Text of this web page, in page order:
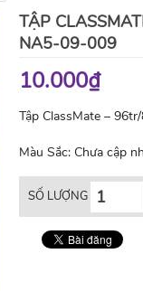
TẬP
NA5-09-009
10.000₫
Tập ClassMate –
Màu Sắc: Chưa cập
SỐ LƯỢNG